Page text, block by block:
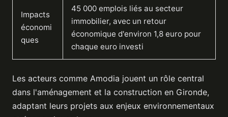
Impacts
économi
ques
45 000 emplois liés au secteur
immobilier, avec un retour
économique d'environ 1,8 euro pour
chaque euro investi
Les acteurs comme Amodia jouent un rôle central
dans l'aménagement et la construction en Gironde,
adaptant leurs projets aux enjeux environnementaux